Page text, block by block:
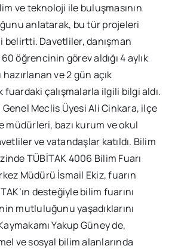
ve teknoloji ile buluşmasının
anlatarak, bu tür projeleri
belirtti. Davetliler, danışman
öğrencinin görev aldığı 4 aylık
hazırlanan ve 2 gün açık
çalışmalarla ilgili bilgi aldı.
Genel Meclis Üyesi Ali Cinkara, ilçe
müdürleri, bazı kurum ve okul
ve vatandaşlar katıldı. Bilim
TÜBİTAK 4006 Bilim Fuarı
Müdürü İsmail Ekiz, fuarın
desteğiyle bilim fuarını
mutluluğunu yaşadıklarını
Yakup Güney de,
ve sosyal bilim alanlarında